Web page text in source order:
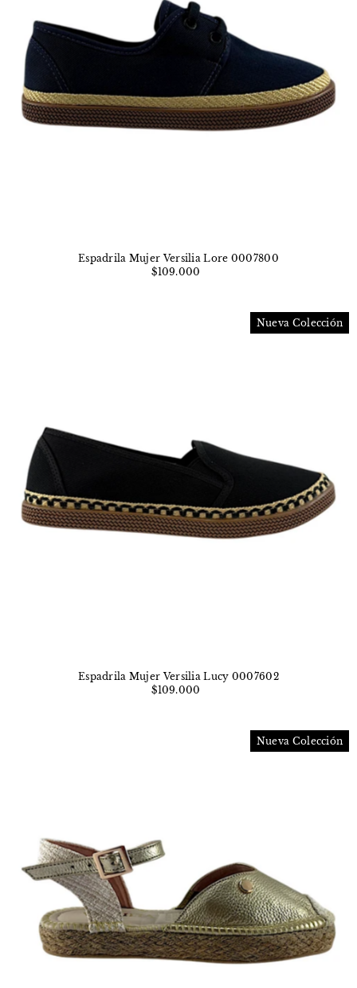
Espadrila Mujer Versilia Lore 0007800
$109.000
Nueva Colección
Espadrila Mujer Versilia Lucy 0007602
$109.000
Nueva Colección